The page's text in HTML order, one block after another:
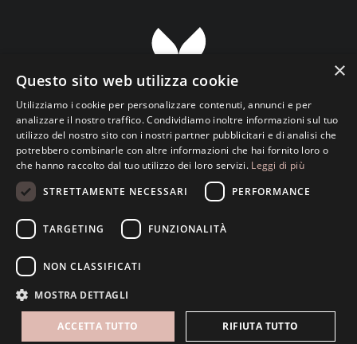
Transparent ETS Associazione Culturale
Viale Luciano Pavarotti, 133 • 73100 Lecce • Italy
info@transparent.love
C.F. 93148760759 • P.Iva 05013420756
×
Questo sito web utilizza cookie
Utilizziamo i cookie per personalizzare contenuti, annunci e per
analizzare il nostro traffico. Condividiamo inoltre informazioni sul tuo
utilizzo del nostro sito con i nostri partner pubblicitari e di analisi che
potrebbero combinarle con altre informazioni che hai fornito loro o
che hanno raccolto dal tuo utilizzo dei loro servizi. Leggi di più
STRETTAMENTE NECESSARI
PERFORMANCE
TARGETING FUNZIONALITÀ
NON CLASSIFICATI
MOSTRA DETTAGLI
ACCETTA TUTTO RIFIUTA TUTTO